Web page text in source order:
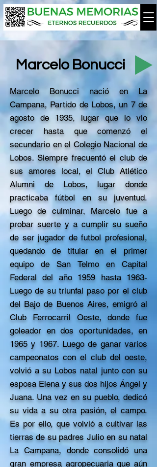
Marcelo Bonucci
Marcelo Bonucci nació en La
Campana, Partido de Lobos, un 7 de
agosto de 1935, lugar que lo vio
crecer hasta que comenzó el
secundario en el Colegio Nacional de
Lobos. Siempre frecuentó el club de
sus amores local, el Club Atlético
Alumni de Lobos, lugar donde
practicaba fútbol en su juventud.
Luego de culminar, Marcelo fue a
probar suerte y a cumplir su sueño
de ser jugador de futbol profesional,
quedando de titular en el primer
equipo de San Telmo en Capital
Federal del año 1959 hasta 1963-
Luego de su triunfal paso por el club
del Bajo de Buenos Aires, emigró al
Club Ferrocarril Oeste, donde fue
goleador en dos oportunidades, en
1965 y 1967. Luego de ganar varios
campeonatos con el club del oeste,
volvió a su Lobos natal junto con su
esposa Elena y sus dos hijos Ángel y
Juana. Una vez en su pueblo, dedicó
su vida a su otra pasión, el campo.
Es por ello, que volvió a cultivar las
tierras de su padres Julio en su natal
La Campana, donde consolidó una
gran empresa agropecuaria que aún